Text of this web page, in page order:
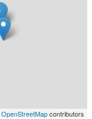
OpenStreetMapcontributors